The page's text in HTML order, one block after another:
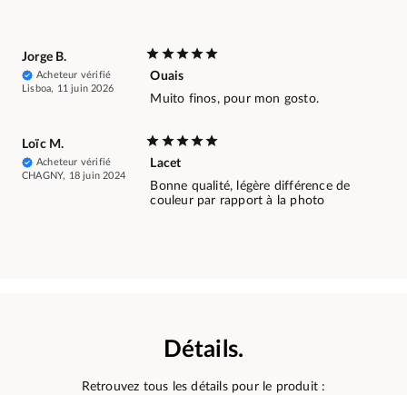
Jorge B.
Acheteur vérifié
Lisboa, 11 juin 2026
Ouais
Muito finos, pour mon gosto.
Loïc M.
Acheteur vérifié
CHAGNY, 18 juin 2024
Lacet
Bonne qualité, légère différence de
couleur par rapport à la photo
Détails.
Retrouvez tous les détails pour le produit :